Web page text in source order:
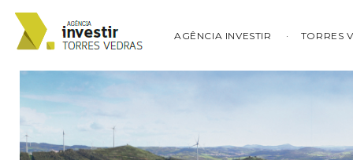
AGÊNCIA INVESTIR TORRES